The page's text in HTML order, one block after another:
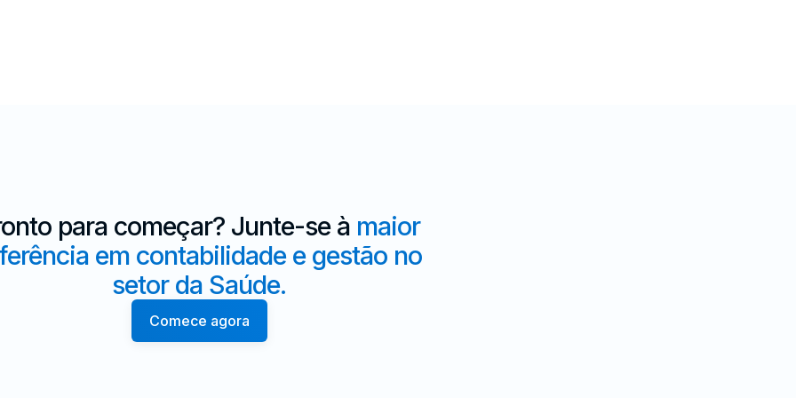
para começar? Junte-se à maior
em contabilidade e gestão no
setor da Saúde.
Comece agora